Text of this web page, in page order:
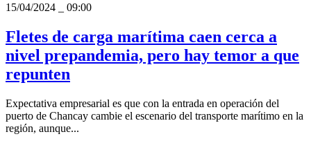
15/04/2024
09:00
Fletes de carga marítima caen cerca a
nivel prepandemia, pero hay temor a que
repunten
Expectativa empresarial es que con la entrada en operación del
puerto de Chancay cambie el escenario del transporte marítimo en la
región, aunque...